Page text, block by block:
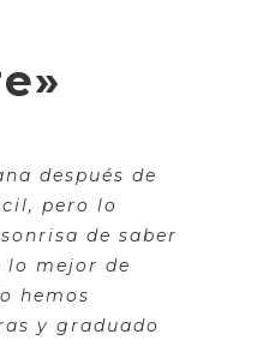
después de
pero lo
de saber
lo mejor de
hemos
y graduado